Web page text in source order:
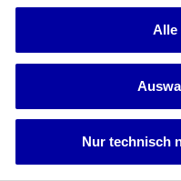
Alle
Nur technisch
Wahlplakaten, Postern
Anfechtbarkeit der Wahl
Tatsächliche
vorgenommen,
geduldet worden sind,